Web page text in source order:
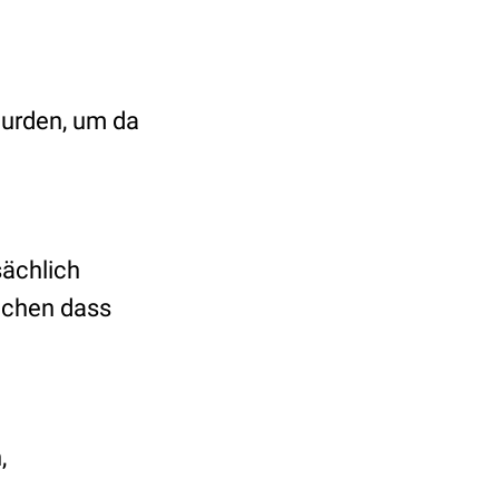
um da
dass